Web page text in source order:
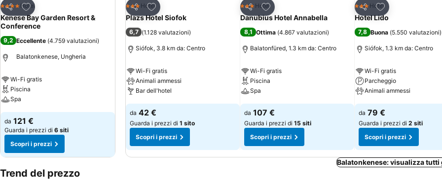
Condividi
Aggiungi ai preferiti
4 StelleHotel
Kenese Bay Garden Resort &
Conference
9,2 Eccellente (4.759 valutazioni)
Balatonkenese, Ungheria
Wi-Fi gratis
Piscina
Spa
Scopri i prezzi
da 121 €
Guarda i prezzi di 6 siti
Scopri i prezzi
Condividi
Aggiungi ai preferiti
3 StelleHotel
Plazs Hotel Siofok
6,7 (1.128 valutazioni)
Siófok, 3.8 km da: Centro
Wi-Fi gratis
Animali ammessi
Bar dell'hotel
Scopri i prezzi
da 42 €
Guarda i prezzi di 1 sito
Scopri i prezzi
Condividi
Aggiungi ai preferiti
3 StelleHotel
Danubius Hotel Annabella
8,1 Ottima (4.867 valutazioni)
Balatonfüred, 1.3 km da: Centro
Wi-Fi gratis
Piscina
Spa
Scopri i prezzi
da 107 €
Guarda i prezzi di 15 siti
Scopri i prezzi
Condividi
Aggiungi ai
3 StelleHotel
Hotel Lido
7,8 Buona (5.550 valutazioni)
Siófok, 1.3 km da: Centro
Wi-Fi gratis
Parcheggio
Animali ammessi
Scopri i prezzi
da 79 €
Guarda i prezzi di 2 siti
Scopri i prezzi
Balatonkenese: visualizza tutti
Trend del prezzo